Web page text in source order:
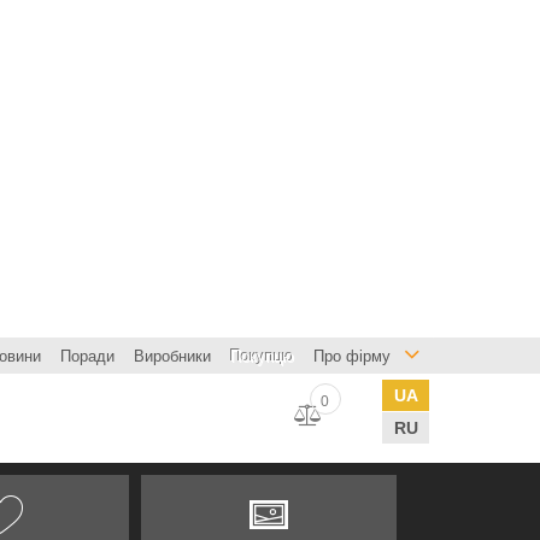
Поради Виробники Покупцю Про фірму
UA
RU
0